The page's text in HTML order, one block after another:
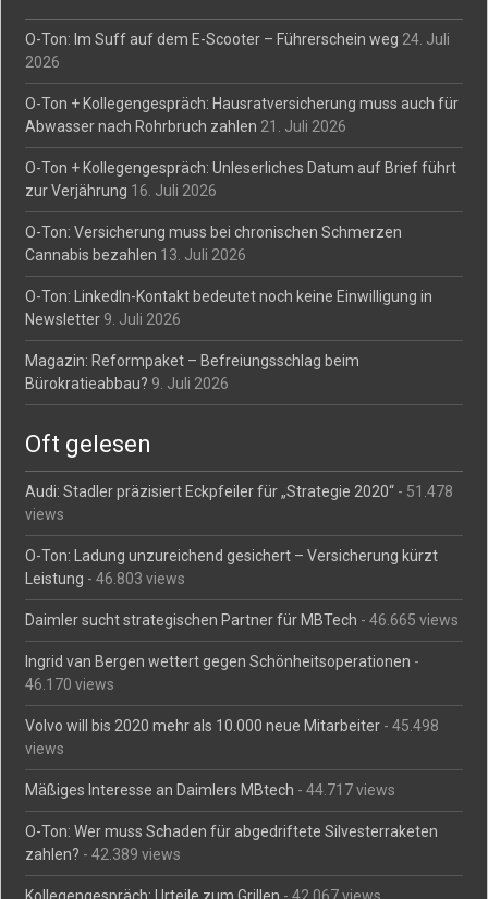
O-Ton: Im Suff auf dem E-Scooter – Führerschein weg 24. Juli
2026
O-Ton + Kollegengespräch: Hausratversicherung muss auch für
Abwasser nach Rohrbruch zahlen 21. Juli 2026
O-Ton + Kollegengespräch: Unleserliches Datum auf Brief führt
zur Verjährung 16. Juli 2026
O-Ton: Versicherung muss bei chronischen Schmerzen
Cannabis bezahlen 13. Juli 2026
O-Ton: LinkedIn-Kontakt bedeutet noch keine Einwilligung in
Newsletter 9. Juli 2026
Magazin: Reformpaket – Befreiungsschlag beim
Bürokratieabbau? 9. Juli 2026
Oft gelesen
Audi: Stadler präzisiert Eckpfeiler für „Strategie 2020“ - 51.478
views
O-Ton: Ladung unzureichend gesichert – Versicherung kürzt
Leistung - 46.803 views
Daimler sucht strategischen Partner für MBTech - 46.665 views
Ingrid van Bergen wettert gegen Schönheitsoperationen -
46.170 views
Volvo will bis 2020 mehr als 10.000 neue Mitarbeiter - 45.498
views
Mäßiges Interesse an Daimlers MBtech - 44.717 views
O-Ton: Wer muss Schaden für abgedriftete Silvesterraketen
zahlen? - 42.389 views
Kollegengespräch: Urteile zum Grillen - 42.067 views